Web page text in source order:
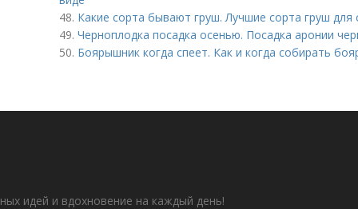
48. Какие сорта бывают груш. Лучшие сорта груш для
49. Черноплодка посадка осенью. Посадка аронии
50. Боярышник когда спеет. Как и когда собирать
идей и вдохновение на каждый день!